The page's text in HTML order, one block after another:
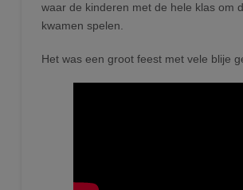
waar de kinderen met de hele klas om
kwamen spelen.
Het was een groot feest met vele blije